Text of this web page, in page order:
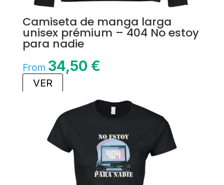
Camiseta de manga larga
unisex prémium – 404 No estoy
para nadie
From 34,50 €
VER